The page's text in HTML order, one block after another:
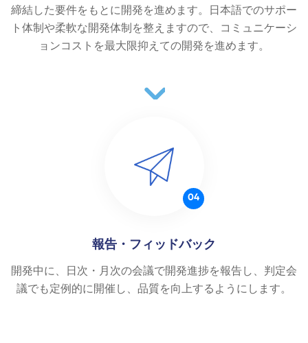
締結した要件をもとに開発を進めます。日本語でのサポー
ト体制や柔軟な開発体制を整えますので、コミュニケーシ
ョンコストを最大限抑えての開発を進めます。
04
報告・フィッドバック
開発中に、日次・月次の会議で開発進捗を報告し、判定会
議でも定例的に開催し、品質を向上するようにします。